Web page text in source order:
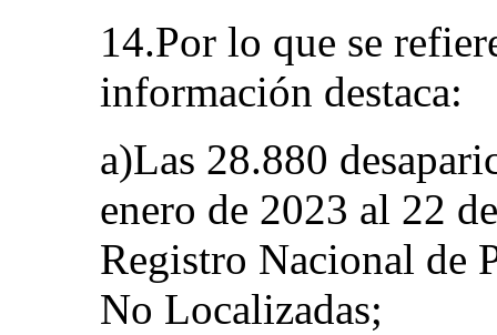
14.Por lo que se
información destaca:
a)Las 28.880
enero de 2023 al 22
Registro Nacional de
No Localizadas;